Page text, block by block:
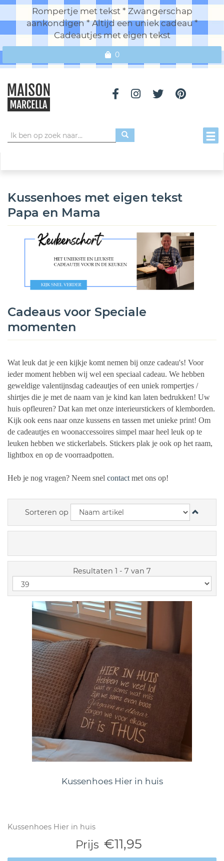
Rompertje met tekst * Zwangerschap
aankondigen * Altijd een uniek cadeau *
Cadeautjes met eigen tekst
0
Kussenhoes met eigen tekst
Papa en Mama
Cadeaus voor Speciale
momenten
Wat leuk dat je een kijkje komt nemen bij onze cadeau's! Voor
ieder moment hebben wij wel een speciaal cadeau. We hebben
geweldige valentijnsdag cadeautjes of een uniek rompertjes /
shirtjes die je met de naam van je kind kan laten bedrukken! Uw
huis opfleuren? Dat kan met onze interieurstickers of klemborden.
Kijk ook eens naar onze kussens en tassen met unieke print! Om
de cadeautjes en woonaccessoires simpel maar heel leuk op te
leuken hebben we stickerlabels. Stickers plak je ook op het raam,
lightbox en op de voorraadpotten.
Heb je nog vragen? Neem snel contact met ons op!
Sorteren op
Resultaten 1 - 7 van 7
Kussenhoes Hier in huis
Kussenhoes Hier in huis
Prijs €11,95